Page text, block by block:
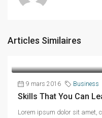
Articles Similaires
9 mars 2016 Business
Skills That You Can
Lorem ipsum dolor sit amet,